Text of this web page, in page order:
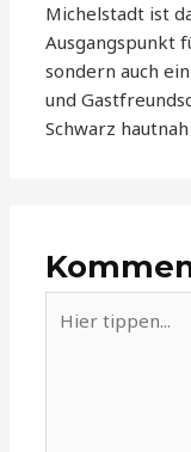
Michelstadt ist
Ausgangspunkt
sondern auch
und
Schwarz
tippen...